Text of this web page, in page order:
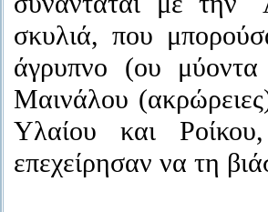
σκυλιά, που
άγρυπνο (ου
Μαινάλου
Υλαίου και
επεχείρησαν να τη